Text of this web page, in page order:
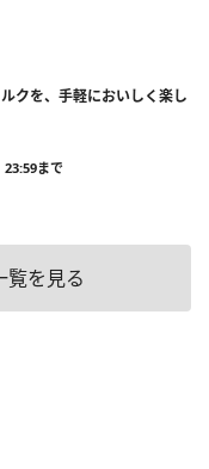
クを、手軽においしく楽し
23:59まで
覧を見る